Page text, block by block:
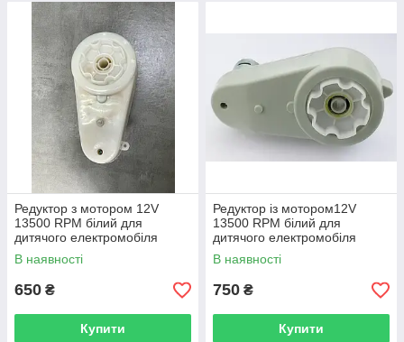
Редуктор з мотором 12V
13500 RPM білий для
дитячого електромобіля
В наявності
650 ₴
Купити
Редуктор із мотором12V
13500 RPM білий для
дитячого електромобіля
В наявності
750 ₴
Купити